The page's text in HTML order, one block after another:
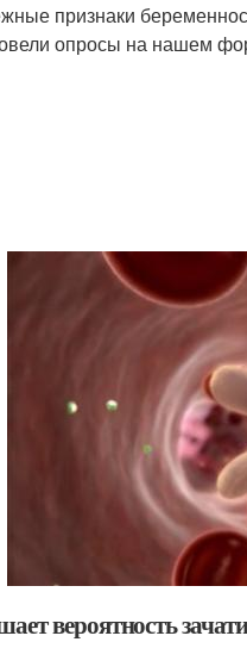
признаки
опросы на нашем
вероятность